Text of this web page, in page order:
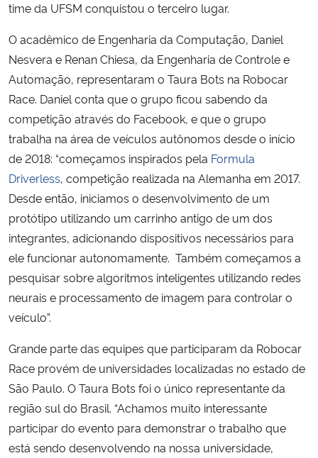
Secretaria-Geral
Secretaria de Governo
Gabinete de Segurança Institucional
Advocacia-Geral da União
Banco Central do Brasil
Planalto
time da UFSM conquistou o terceiro lugar.
O acadêmico de Engenharia da Computação, Daniel
Nesvera e Renan Chiesa, da Engenharia de Controle e
Automação, representaram o Taura Bots na Robocar
Race. Daniel conta que o grupo ficou sabendo da
competição através do Facebook, e que o grupo
trabalha na área de veículos autônomos desde o início
de 2018: “começamos inspirados pela Formula
Driverless, competição realizada na Alemanha em 2017.
Desde então, iniciamos o desenvolvimento de um
protótipo utilizando um carrinho antigo de um dos
integrantes, adicionando dispositivos necessários para
ele funcionar autonomamente. Também começamos a
pesquisar sobre algoritmos inteligentes utilizando redes
neurais e processamento de imagem para controlar o
veículo”.
Grande parte das equipes que participaram da Robocar
Race provém de universidades localizadas no estado de
São Paulo. O Taura Bots foi o único representante da
região sul do Brasil. “Achamos muito interessante
participar do evento para demonstrar o trabalho que
está sendo desenvolvendo na nossa universidade,